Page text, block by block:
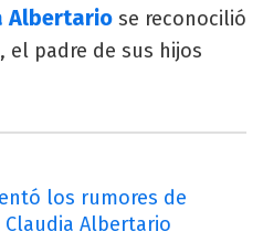
Albertario se reconocilió
, el padre de sus hijos
los rumores de
Albertario